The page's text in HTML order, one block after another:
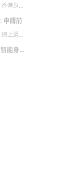
身份證cx可否工作: 香港身份證 永久居民身份解構
申請前
身份證cx可否工作: 網上遞交補充文件
身份證cx可否工作: 智能身份證